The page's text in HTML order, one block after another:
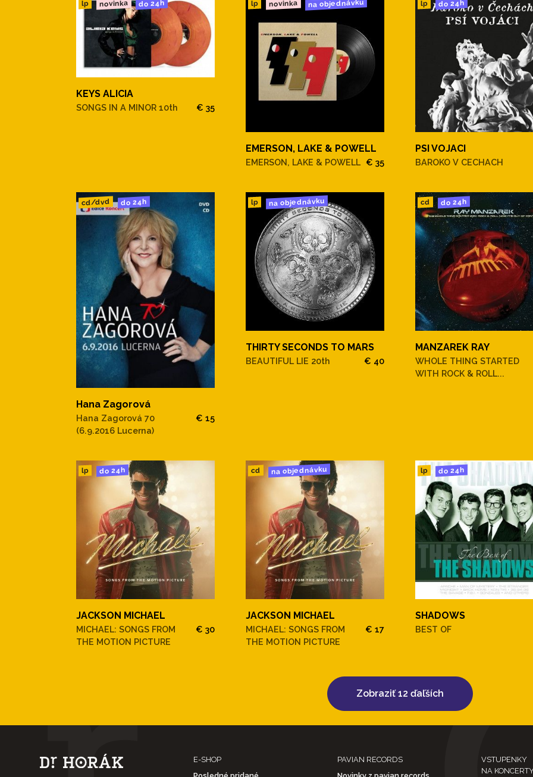
lp novinka do 24h
KEYS ALICIA
SONGS IN A MINOR 10th € 35
lp novinka na objednávku
EMERSON, LAKE & POWELL
EMERSON, LAKE & POWELL € 35
lp do 24h
PSI VOJACI
BAROKO V CECHACH
cd/dvd do 24h
Hana Zagorová
Hana Zagorová 70
(6.9.2016 Lucerna)
€ 15
lp na objednávku
THIRTY SECONDS TO MARS
BEAUTIFUL LIE 20th € 40
cd do 24h
MANZAREK RAY
WHOLE THING STARTED
WITH ROCK & ROLL...
lp do 24h
JACKSON MICHAEL
MICHAEL: SONGS FROM
THE MOTION PICTURE
€ 30
cd na objednávku
JACKSON MICHAEL
MICHAEL: SONGS FROM
THE MOTION PICTURE
€ 17
lp do 24h
SHADOWS
BEST OF
Zobraziť 12 ďaľších
E-SHOP
PAVIAN RECORDS
VSTUPENKY
NA